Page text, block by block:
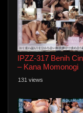
IPZZ-317 Benih
– Kana Momonogi
131 views